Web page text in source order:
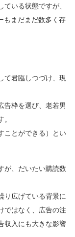
ている状態ですが、
もまだまだ数多く存
て君臨しつづけ、現
告枠を選び、老若男
。
ことができる）とい
が、だいたい購読数
り広げている背景に
ではなく、広告の注
収入にも大きな影響